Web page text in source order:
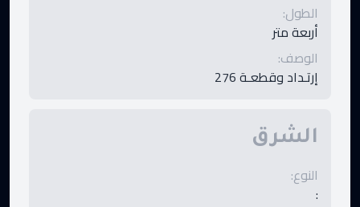
الطول:
أربعة متر
الوصف:
إرتـداد وقطعـة 276
الشرق
النوع:
: